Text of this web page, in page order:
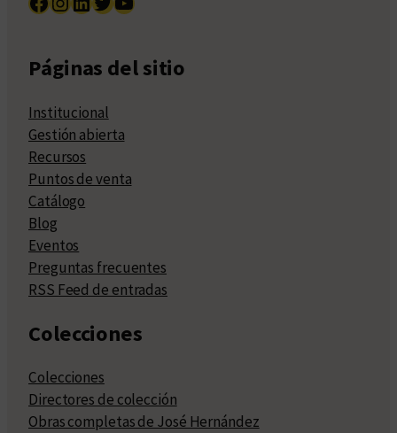
Páginas del sitio
Institucional
Gestión abierta
Recursos
Puntos de venta
Catálogo
Blog
Eventos
Preguntas frecuentes
RSS Feed de entradas
Colecciones
Colecciones
Directores de colección
Obras completas de José Hernández